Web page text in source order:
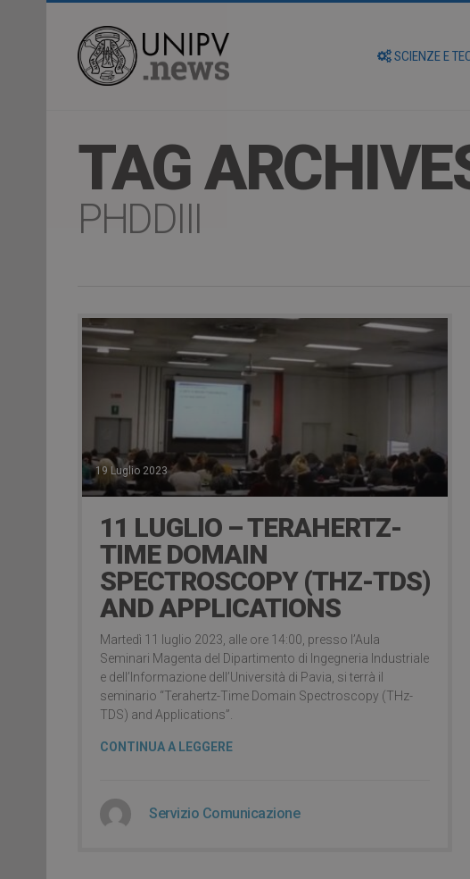
SCIENZE E
TAG
PHDDIII
19 Luglio 2023
11 LUGLIO – TERAHERTZ-
TIME DOMAIN
SPECTROSCOPY (THZ-TDS)
AND APPLICATIONS
Martedì 11 luglio 2023, alle ore 14:00, presso l’Aula
Seminari Magenta del Dipartimento di Ingegneria Industriale
e dell’Informazione dell’Università di Pavia, si terrà il
seminario “Terahertz-Time Domain Spectroscopy (THz-
TDS) and Applications”.
CONTINUA A LEGGERE
Servizio Comunicazione